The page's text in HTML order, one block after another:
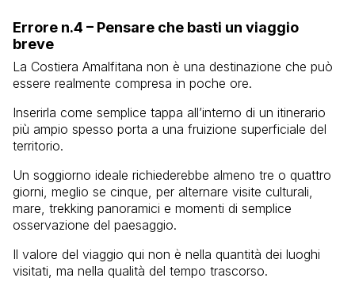
Errore n.4 – Pensare che basti un viaggio
breve
La Costiera Amalfitana non è una destinazione che può
essere realmente compresa in poche ore.
Inserirla come semplice tappa all’interno di un itinerario
più ampio spesso porta a una fruizione superficiale del
territorio.
Un soggiorno ideale richiederebbe almeno tre o quattro
giorni, meglio se cinque, per alternare visite culturali,
mare, trekking panoramici e momenti di semplice
osservazione del paesaggio.
Il valore del viaggio qui non è nella quantità dei luoghi
visitati, ma nella qualità del tempo trascorso.